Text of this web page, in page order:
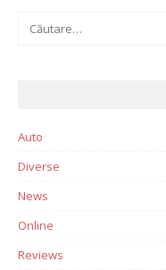
Caută
Auto
Diverse
News
Online
Reviews